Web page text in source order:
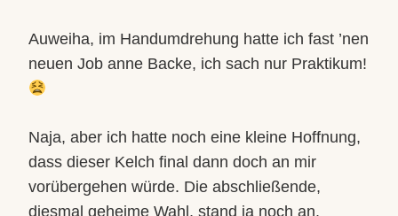
Auweiha, im Handumdrehung hatte ich fast ’nen
neuen Job anne Backe, ich sach nur Praktikum!
Naja, aber ich hatte noch eine kleine Hoffnung,
dass dieser Kelch final dann doch an mir
vorübergehen würde. Die abschließende,
diesmal geheime Wahl, stand ja noch an.